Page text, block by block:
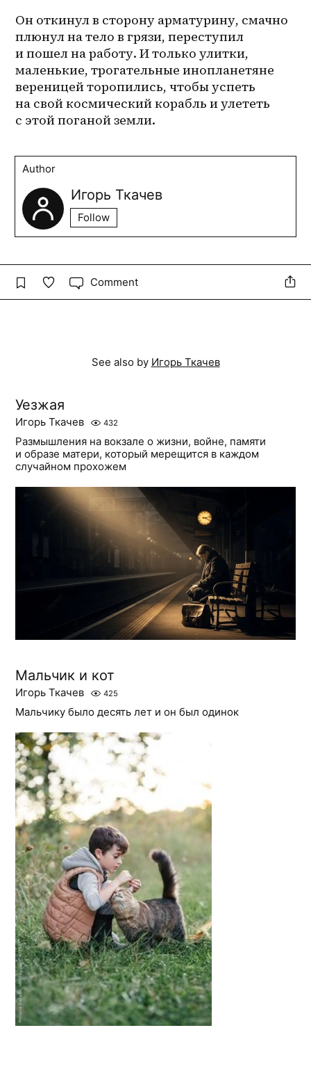
Он откинул в сторону арматурину, смачно
плюнул на тело в грязи, переступил
и пошел на работу. И только улитки,
маленькие, трогательные инопланетяне
вереницей торопились, чтобы успеть
на свой космический корабль и улететь
с этой поганой земли.
Author
Игорь Ткачев
Follow
Comment
See also by Игорь Ткачев
Уезжая
Игорь Ткачев 432
Размышления на вокзале о жизни, войне, памяти
и образе матери, который мерещится в каждом
случайном прохожем
Мальчик и кот
Игорь Ткачев 425
Мальчику было десять лет и он был одинок